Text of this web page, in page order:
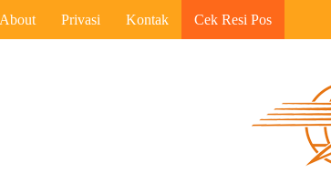
About Privasi Kontak Cek Resi Pos